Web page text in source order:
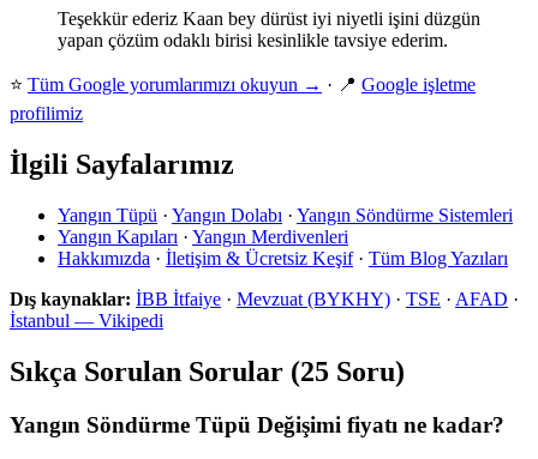
Teşekkür ederiz Kaan bey dürüst iyi niyetli işini düzgün
yapan çözüm odaklı birisi kesinlikle tavsiye ederim.
⭐ Tüm Google yorumlarımızı okuyun → · 📍 Google işletme
profilimiz
İlgili Sayfalarımız
Yangın Tüpü · Yangın Dolabı · Yangın Söndürme Sistemleri
Yangın Kapıları · Yangın Merdivenleri
Hakkımızda · İletişim & Ücretsiz Keşif· Tüm Blog Yazıları
Dış kaynaklar: İBB İtfaiye · Mevzuat (BYKHY) · TSE · AFAD ·
İstanbul — Vikipedi
Sıkça Sorulan Sorular (25 Soru)
Yangın Söndürme Tüpü Değişimi fiyatı ne kadar?